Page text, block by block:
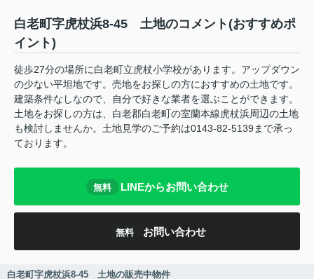
白老町字虎杖浜8-45 土地のコメント(おすすめポ
イント)
徒歩27分の場所に白老町立虎杖小学校があります。アップダウン
の少ない平坦地です。売地をお探しの方におすすめの土地です。
建築条件なしなので、自分で好きな業者を選ぶことができます。
土地をお探しの方は、白老郡白老町の室蘭本線虎杖浜周辺の土地
も検討しませんか。土地見学のご予約は0143-82-5139まで承っ
ております。
無料 LINEからお問い合わせ
無料 お問い合わせ
白老町字虎杖浜8-45 土地の販売中物件